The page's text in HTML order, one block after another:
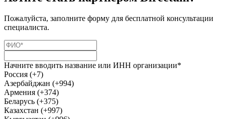
Пожалуйста, заполните форму для бесплатной консультации
специалиста.
Начните вводить название или ИНН организации*
Россия (+7)
Азербайджан (+994)
Армения (+374)
Беларусь (+375)
Казахстан (+997)